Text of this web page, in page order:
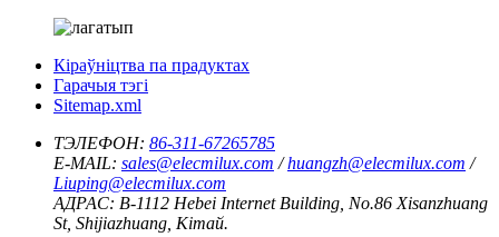
Кіраўніцтва па прадуктах
Гарачыя тэгі
Sitemap.xml
ТЭЛЕФОН: 86-311-67265785
E-MAIL: sales@elecmilux.com /huangzh@elecmilux.com /
Liuping@elecmilux.com
АДРАС: B-1112 Hebei Internet Building, No.86 Xisanzhuang
St, Shijiazhuang, Кітай.